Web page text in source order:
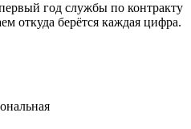
год службы по контракту
откуда берётся каждая цифра.